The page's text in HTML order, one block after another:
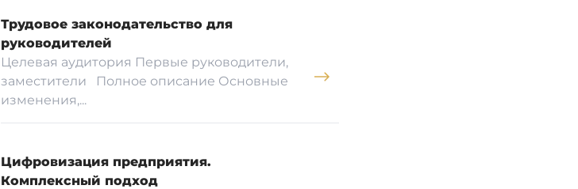
Трудовое законодательство для
руководителей
Целевая аудитория Первые руководители,
заместители Полное описание Основные
изменения,...
Цифровизация предприятия.
Комплексный подход